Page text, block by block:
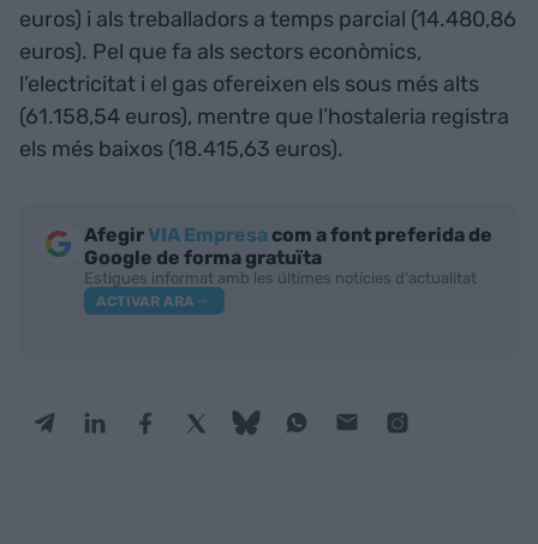
euros) i als treballadors a temps parcial (14.480,86
euros). Pel que fa als sectors econòmics,
l’electricitat i el gas ofereixen els sous més alts
(61.158,54 euros), mentre que l’hostaleria registra
els més baixos (18.415,63 euros).
AfegirVIA Empresa com a font preferida de
Google de forma gratuïta
Estigues informat amb les últimes notícies d'actualitat
ACTIVAR ARA